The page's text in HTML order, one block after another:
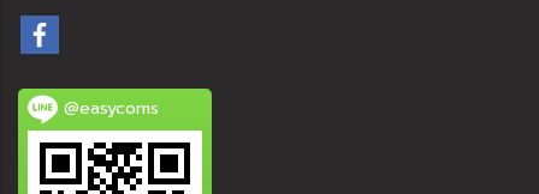
@easycoms